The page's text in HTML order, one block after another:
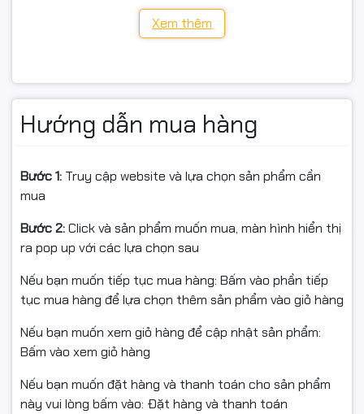
Khổ giấy: A4, A5, A6 + nhiều cỡ tương thích khác
(không kèm cartridge)
Chu kỳ tối đa / Khuyến nghị: 8.000 trang/tháng / 250–
2.000 trang/tháng
Hệ điều hành: Windows (tới Win11), macOS, Ubuntu (đến
22.04)
- Điều kiện hoàn hàng/đổi trả (áp dụng thống nhất)
thuật/không đúng mô tả.
unboxing rõ tem/serial, phụ kiện, tình trạng thùng.
Xem thêm
Hướng dẫn mua hàng
Bước 1: Truy cập website và lựa chọn sản phẩm cần
mua
Bước 2:Click và sản phẩm muốn mua, màn hình hiển thị
ra pop up với các lựa chọn sau
Nếu bạn muốn tiếp tục mua hàng: Bấm vào phần tiếp
tục mua hàng để lựa chọn thêm sản phẩm vào giỏ hàng
Nếu bạn muốn xem giỏ hàng để cập nhật sản phẩm:
Bấm vào xem giỏ hàng
Nếu bạn muốn đặt hàng và thanh toán cho sản phẩm
này vui lòng bấm vào: Đặt hàng và thanh toán